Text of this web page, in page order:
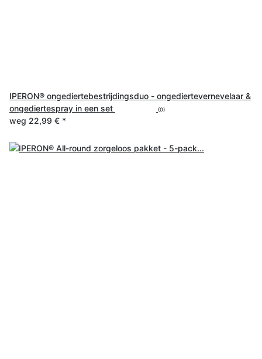
IPERON® ongediertebestrijdingsduo - ongediertevernevelaar &
ongediertespray in een set
(0)
weg 22,99 € *